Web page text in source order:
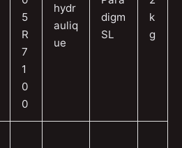
5
R
7
1
0
0
hydr
auliq
ue
digm
SL
k
g